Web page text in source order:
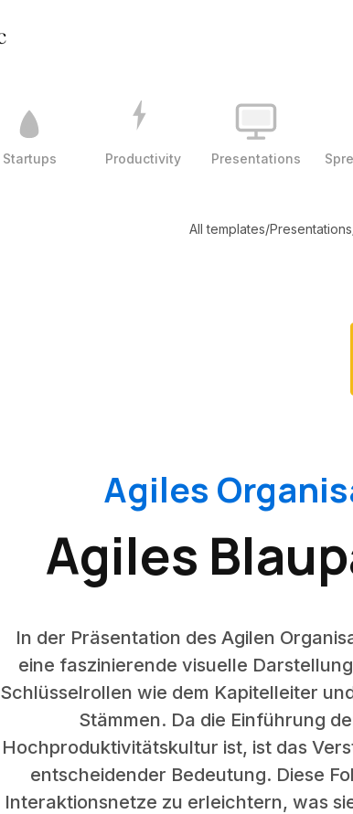
Startups Productivity Presentations
All templates/Presentations
Agiles
Agiles
In der Präsentation des Agilen
eine faszinierende visuelle
Schlüsselrollen wie dem Kapitelleiter
Stämmen. Da die Einführung
Hochproduktivitätskultur ist, ist das
entscheidender Bedeutung. Diese
Interaktionsnetze zu erleichtern, was